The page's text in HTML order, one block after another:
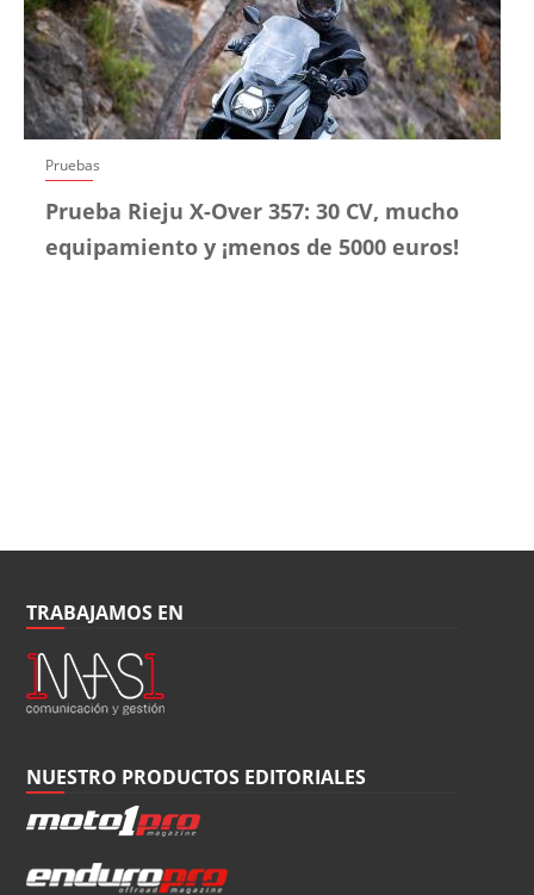
Pruebas
Prueba Rieju X-Over 357: 30 CV, mucho
equipamiento y ¡menos de 5000 euros!
TRABAJAMOS EN
NUESTRO PRODUCTOS EDITORIALES